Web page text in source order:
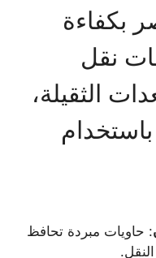
بكفاءة
نقل
الثقيلة،
باستخدام
: حاويات مبردة تحافظ